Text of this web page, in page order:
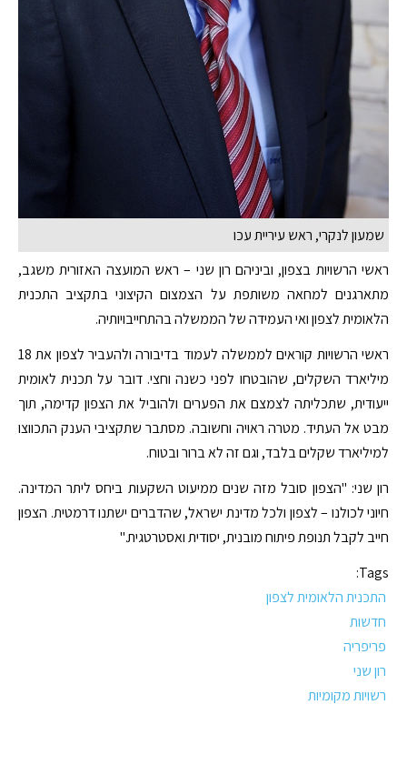
שמעון לנקרי, ראש עיריית עכו
ראשי הרשויות בצפון, וביניהם רון שני – ראש המועצה האזורית משגב,
מתארגנים למחאה משותפת על הצמצום הקיצוני בתקציב התכנית
הלאומית לצפון ואי העמידה של הממשלה בהתחייבויותיה.
ראשי הרשויות קוראים לממשלה לעמוד בדיבורה ולהעביר לצפון את 18
מיליארד השקלים, שהובטחו לפני כשנה וחצי. דובר על תכנית לאומית
ייעודית, שתכליתה לצמצם את הפערים ולהוביל את הצפון קדימה, תוך
מבט אל העתיד. מטרה ראויה וחשובה. מסתבר שתקציבי הענק התכווצו
למיליארד שקלים בלבד, וגם זה לא ברור ובטוח.
רון שני: "הצפון סובל מזה שנים ממיעוט השקעות ביחס ליתר המדינה.
חיוני לכולנו – לצפון ולכל מדינת ישראל, שהדברים ישתנו דרמטית. הצפון
חייב לקבל תנופת פיתוח מובנית, יסודית ואסטרטגית."
Tags:
התכנית הלאומית לצפון
חדשות
פריפריה
רון שני
רשויות מקומיות